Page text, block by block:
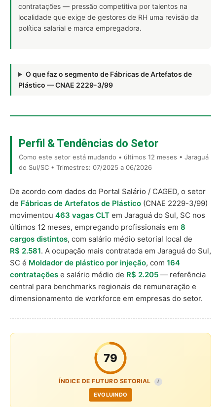
contratações — pressão competitiva por talentos na
localidade que exige de gestores de RH uma revisão da
política salarial e marca empregadora.
O que faz o segmento de Fábricas de Artefatos de
Plástico — CNAE 2229-3/99
Perfil & Tendências do Setor
Como este setor está mudando • últimos 12 meses • Jaraguá
do Sul/SC • Trimestres: 07/2025 a 06/2026
De acordo com dados do Portal Salário / CAGED, o setor
de Fábricas de Artefatos de Plástico (CNAE 2229-3/99)
movimentou 463 vagas CLT em Jaraguá do Sul, SC nos
últimos 12 meses, empregando profissionais em 8
cargos distintos, com salário médio setorial local de
R$ 2.581. A ocupação mais contratada em Jaraguá do Sul,
SC é Moldador de plástico por injeção, com 164
contratações e salário médio de R$ 2.205 — referência
central para benchmarks regionais de remuneração e
dimensionamento de workforce em empresas do setor.
79
ÍNDICE DE FUTURO SETORIAL I
EVOLUINDO